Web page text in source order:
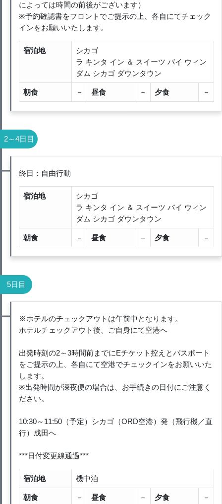
によっては時間の前後がございます）
※予約確認書をフロントでご提示の上、各自にてチェック
インをお願いいたします。
宿泊地
シカゴ
ラ キンタ イン ＆ スイーツ バイ ウィン
ダム シカゴ ダウンタウン
朝食 － 昼食 － 夕食 －
2～4日目
終日：自由行動
宿泊地
シカゴ
ラ キンタ イン ＆ スイーツ バイ ウィン
ダム シカゴ ダウンタウン
朝食 － 昼食 － 夕食 －
5日目
※ホテルのチェックアウトは午前中となります。
ホテルチェックアウト後、ご自身にて空港へ
出発時刻の2～3時間前までにEチケット控えとパスポート
をご提示の上、各自にて空港でチェックインをお願いいた
します。
※出発時間が深夜便の場合は、お手続きの日付にご注意く
ださい。
10:30～11:50（予定）シカゴ（ORD空港）発（飛行機／直
行）成田へ
***日付変更線通過***
宿泊地 機中泊
朝食 － 昼食 － 夕食 －